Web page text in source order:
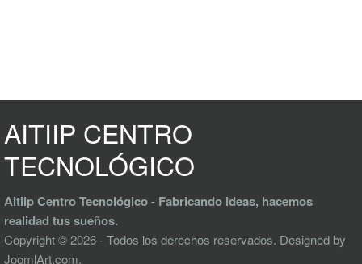
AITIIP CENTRO
TECNOLÓGICO
Aitiip Centro Tecnológico - Fabricando ideas, hacemos
realidad tus sueños.
Copyright © 2026 - Todos los derechos reservados. Designed by
JoomlArt.com.